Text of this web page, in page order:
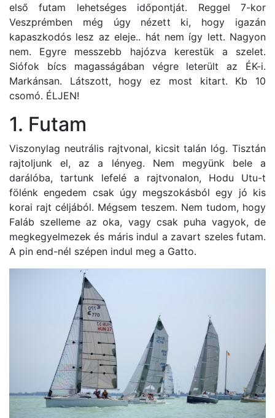
első futam lehetséges időpontját. Reggel 7-kor
Veszprémben még úgy nézett ki, hogy igazán
kapaszkodós lesz az eleje.. hát nem így lett. Nagyon
nem. Egyre messzebb hajózva kerestük a szelet.
Siófok bícs magasságában végre leterült az ÉK-i.
Markánsan. Látszott, hogy ez most kitart. Kb 10
csomó. ÉLJEN!
1. Futam
Viszonylag neutrális rajtvonal, kicsit talán lóg. Tisztán
rajtoljunk el, az a lényeg. Nem megyünk bele a
darálóba, tartunk lefelé a rajtvonalon, Hodu Utu-t
fölénk engedem csak úgy megszokásból egy jó kis
korai rajt céljából. Mégsem teszem. Nem tudom, hogy
Faláb szelleme az oka, vagy csak puha vagyok, de
megkegyelmezek és máris indul a zavart szeles futam.
A pin end-nél szépen indul meg a Gatto.